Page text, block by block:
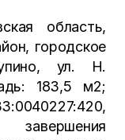
область,
городское
ул. Н.
183,5 м2;